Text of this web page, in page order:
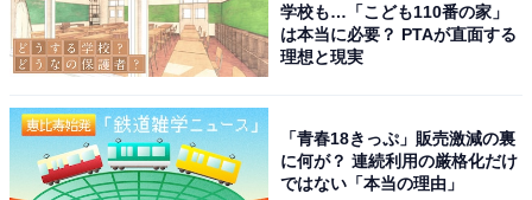
学校も…「こども110番の家」
は本当に必要？ PTAが直面する
理想と現実
「青春18きっぷ」販売激減の裏
に何が？ 連続利用の厳格化だけ
ではない「本当の理由」